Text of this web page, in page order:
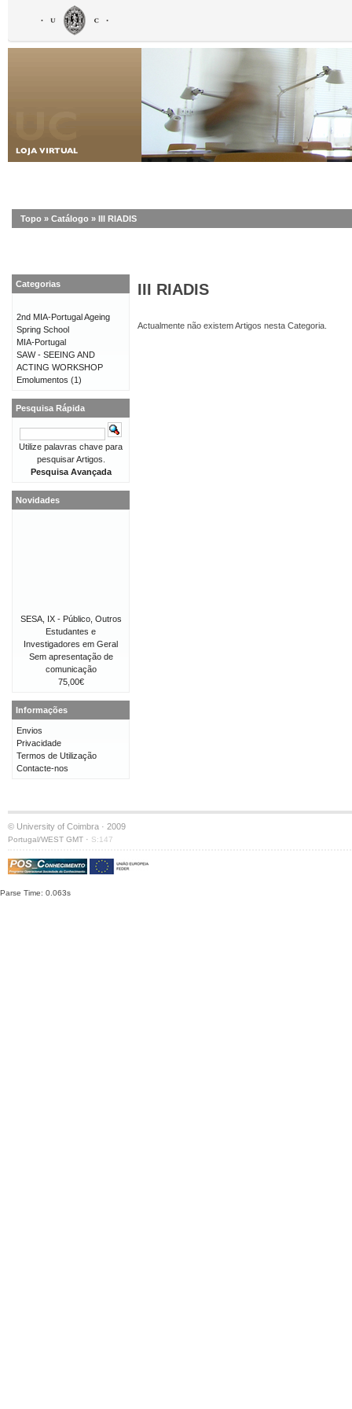
Topo » Catálogo » III RIADIS
III RIADIS
Actualmente não existem Artigos nesta Categoria.
Categorias
2nd MIA-Portugal Ageing
Spring School
MIA-Portugal
SAW - SEEING AND
ACTING WORKSHOP
Emolumentos (1)
Pesquisa Rápida
Utilize palavras chave para
pesquisar Artigos.
Pesquisa Avançada
Novidades
SESA, IX - Público, Outros
Estudantes e
Investigadores em Geral
Sem apresentação de
comunicação
75,00€
Informações
Envios
Privacidade
Termos de Utilização
Contacte-nos
© University of Coimbra · 2009
Portugal/WEST GMT · S:147
Parse Time: 0.063s